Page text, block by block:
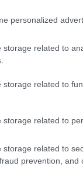
personalized
related to
related to
related to
related to
prevention, and
is gazdagítja.
miatt a
talajt kedvel.
szívós, a